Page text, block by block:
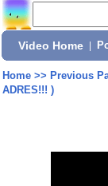
Video Home
Home>> Previous
ADRES!!! )